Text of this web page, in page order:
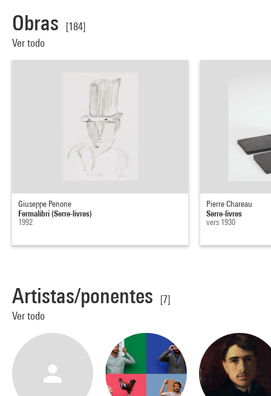
Obras
[184]
Ver todo
Giuseppe Penone
Fermalibri (Serre-livres)
1992
Pierre Chareau
Serre-livres
vers 1930
Artistas/ponentes
[7]
Ver todo